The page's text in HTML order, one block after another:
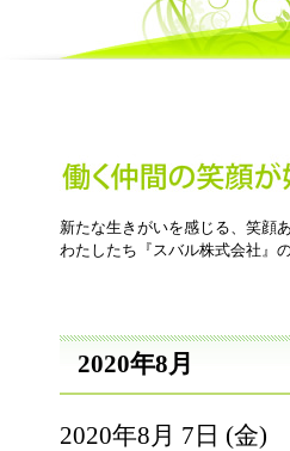
新たな生きがいを感じる、笑顔
わたしたち『スバル株式会社』
2020年8月
2020年8月 7日 (金)